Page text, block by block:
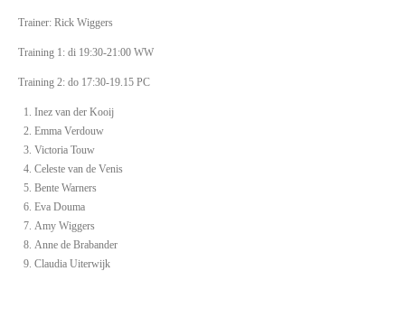
Trainer: Rick Wiggers
Training 1: di 19:30-21:00 WW
Training 2: do 17:30-19.15 PC
Inez van der Kooij
Emma Verdouw
Victoria Touw
Celeste van de Venis
Bente Warners
Eva Douma
Amy Wiggers
Anne de Brabander
Claudia Uiterwijk